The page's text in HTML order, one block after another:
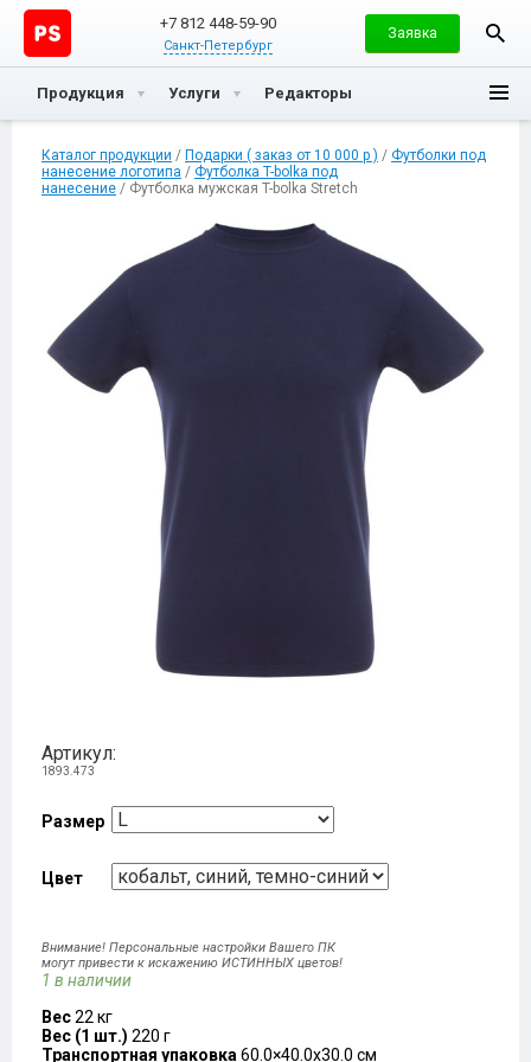
+7 812 448-59-90
Санкт-Петербург
Заявка
Продукция Услуги Редакторы
Каталог продукции / Подарки ( заказ от 10 000 р ) / Футболки под
нанесение логотипа / Футболка T-bolka под
нанесение / Футболка мужская T-bolka Stretch
Артикул:
1893.473
Размер
Цвет
Внимание! Персональные настройки Вашего ПК
могут привести к искажению ИСТИННЫХ цветов!
1 в наличии
Вес22 кг
Вес (1 шт.) 220 г
Транспортная упаковка 60.0×40.0x30.0 см